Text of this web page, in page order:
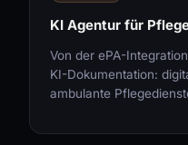
KI Agentur für
Von der ePA-
KI-Dokumentation:
ambulante